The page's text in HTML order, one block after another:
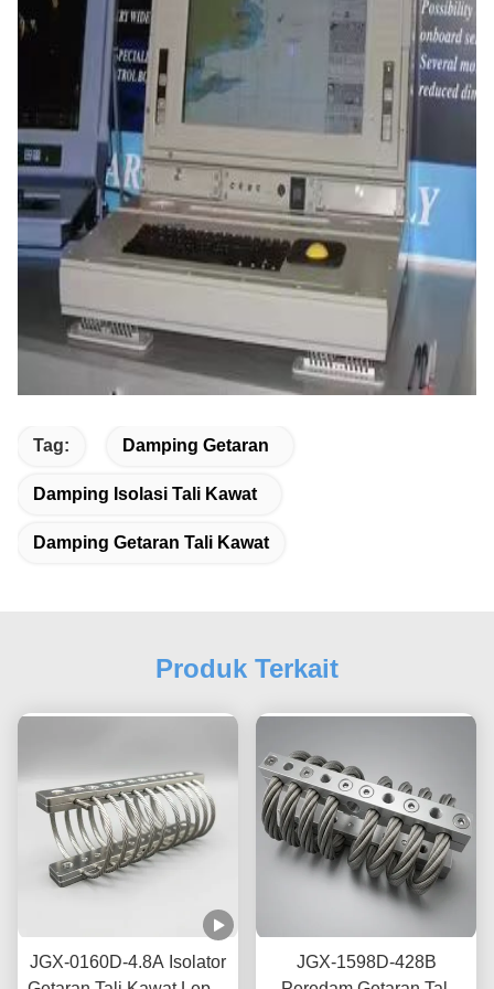
Tag: Damping Getaran
Damping Isolasi Tali Kawat
Damping Getaran Tali Kawat
Produk Terkait
JGX-0160D-4.8A Isolator
JGX-1598D-428B